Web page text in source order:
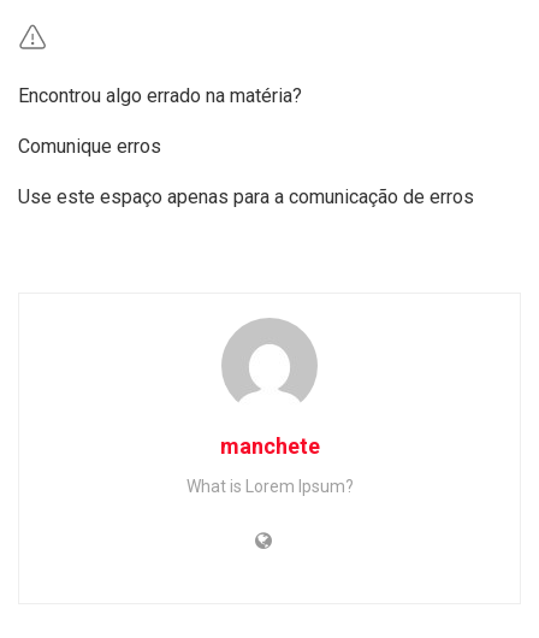
Encontrou algo errado na matéria?
Comunique erros
Use este espaço apenas para a comunicação de erros
manchete
What is Lorem Ipsum?